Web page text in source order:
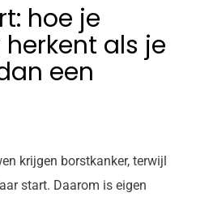
hoe je
als je
een
krijgen borstkanker, terwijl
start. Daarom is eigen